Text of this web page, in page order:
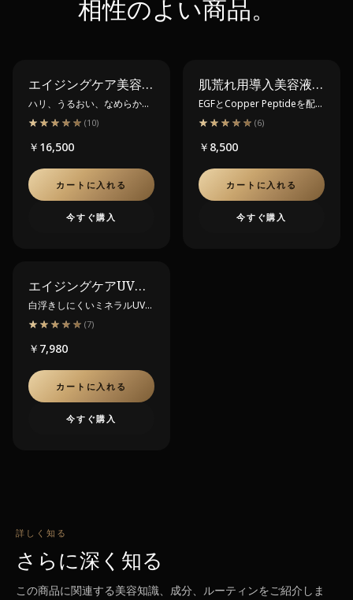
相性のよい商品。
エイジングケア美容液 マジェスティック スキン 5ml
ハリ、うるおい、なめらかさ
へ。ヒト幹細胞培養液を高濃
美容液。
★★★★★
★★★★★ (10)
￥16,500
カートに入れる
今すぐ購入
肌荒れ用導入美容液 マジェスティック アクティブ リペア エッセンス 20ml
EGFとCopper Peptideを配合
した、肌荒れ・キメの乱れが
液。
★★★★★
★★★★★ (6)
￥8,500
カートに入れる
今すぐ購入
エイジングケアUV乳液 マジェスティック デイリペア 50ml
白浮きしにくいミネラルUVケ
アと、ペプチドを組み合わせ
★★★★★
★★★★★ (7)
￥7,980
カートに入れる
今すぐ購入
詳しく知る
さらに深く知る
この商品に関連する美容知識、成分、ルーティンをご紹介しま